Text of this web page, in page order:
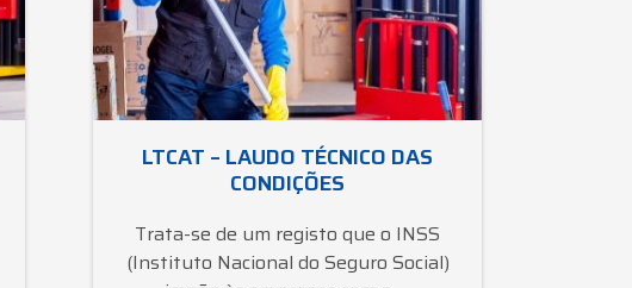
LTCAT – LAUDO TÉCNICO DAS
CONDIÇÕES
Trata-se de um registo que o INSS
(Instituto Nacional do Seguro Social)